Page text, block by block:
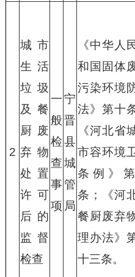
2
城市
生活
垃圾
及餐
厨废
弃物
处置
许可
后的
监督
检查
一
般
检
查
事
项
宁
晋
县
城
管
局
《中华人
和国固体
污染环境
法》第十
《河北省
市容环境
条例》
条；《河
餐厨废弃
理办法》
十三条。